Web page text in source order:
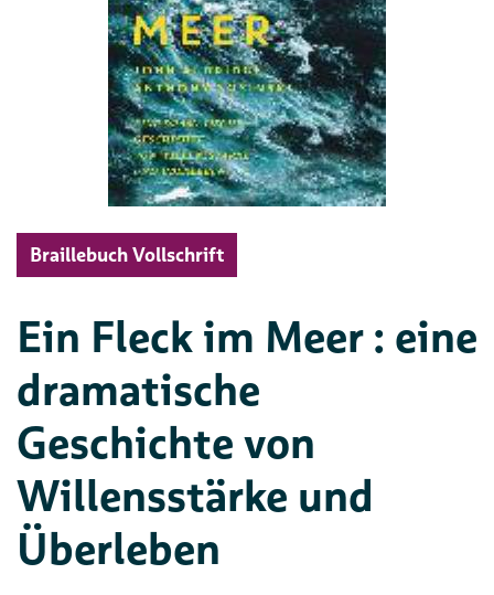
Braillebuch Vollschrift
Ein Fleck im Meer : eine
dramatische
Geschichte von
Willensstärke und
Überleben